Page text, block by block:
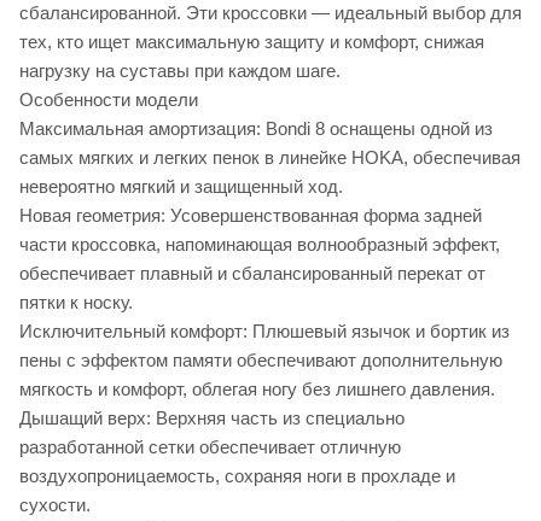
сбалансированной. Эти кроссовки — идеальный выбор для
тех, кто ищет максимальную защиту и комфорт, снижая
нагрузку на суставы при каждом шаге.
Особенности модели
Максимальная амортизация: Bondi 8 оснащены одной из
самых мягких и легких пенок в линейке HOKA, обеспечивая
невероятно мягкий и защищенный ход.
Новая геометрия: Усовершенствованная форма задней
части кроссовка, напоминающая волнообразный эффект,
обеспечивает плавный и сбалансированный перекат от
пятки к носку.
Исключительный комфорт: Плюшевый язычок и бортик из
пены с эффектом памяти обеспечивают дополнительную
мягкость и комфорт, облегая ногу без лишнего давления.
Дышащий верх: Верхняя часть из специально
разработанной сетки обеспечивает отличную
воздухопроницаемость, сохраняя ноги в прохладе и
сухости.